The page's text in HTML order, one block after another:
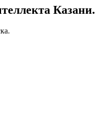
Казани.